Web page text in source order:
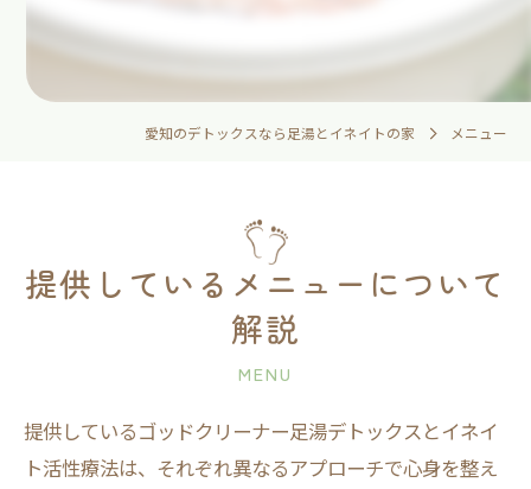
愛知のデトックスなら足湯とイネイトの家 メニュー
提供しているメニューについて
解説
MENU
提供しているゴッドクリーナー足湯デトックスとイネイ
ト活性療法は、それぞれ異なるアプローチで心身を整え